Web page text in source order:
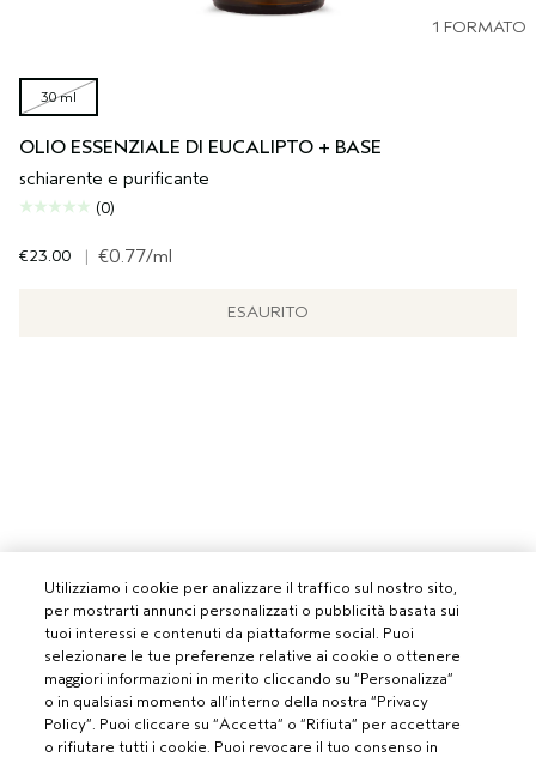
1 FORMATO
30 ml
OLIO ESSENZIALE DI EUCALIPTO + BASE
schiarente e purificante
(0)
€23.00 | €0.77/ml
ESAURITO
Utilizziamo i cookie per analizzare il traffico sul nostro sito,
per mostrarti annunci personalizzati o pubblicità basata sui
tuoi interessi e contenuti da piattaforme social. Puoi
selezionare le tue preferenze relative ai cookie o ottenere
maggiori informazioni in merito cliccando su “Personalizza”
o in qualsiasi momento all’interno della nostra “Privacy
Policy”. Puoi cliccare su “Accetta” o “Rifiuta” per accettare
o rifiutare tutti i cookie. Puoi revocare il tuo consenso in